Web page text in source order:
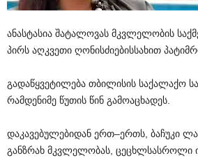
ანასტასია შატალოვას მკვლელობის
პირს აღკვეთი ღონისძიებისსახით
გადაწყვეტილება თბილისის საქალაქო
რამდენიმე წუთის წინ გამოაცხადეს
დაკავებულებიდან ერთ–ერთს ბაჩუკი
განზრახ მკვლელობას ცეცხლსასროლი